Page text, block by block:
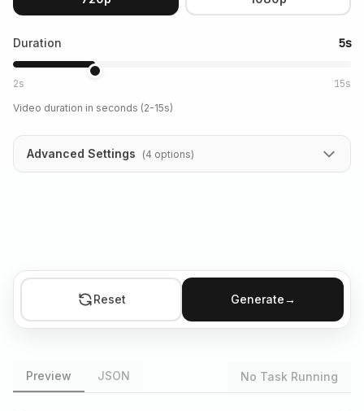
Duration 5s
2s 15s
Video duration in seconds (2-15s)
Advanced Settings (4 options)
Reset Generate→
Preview JSON No Task Running